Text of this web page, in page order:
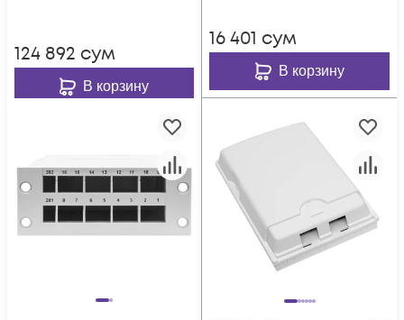
124 892 сум
В корзину
16 401 сум
В корзину